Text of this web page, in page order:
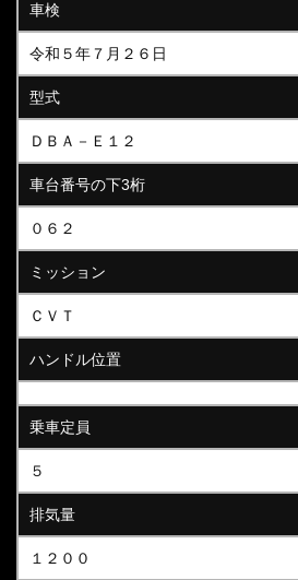
車検
令和５年７月２６日
型式
ＤＢＡ－Ｅ１２
車台番号の下3桁
０６２
ミッション
ＣＶＴ
ハンドル位置
乗車定員
５
排気量
１２００